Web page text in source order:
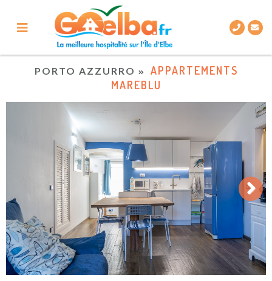
PORTO AZZURRO
APPARTEMENTS
MAREBLU
Next